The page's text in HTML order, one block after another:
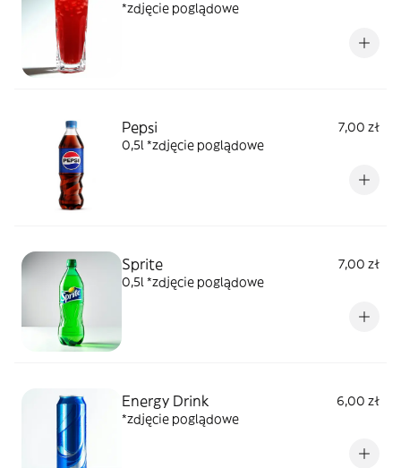
*zdjęcie poglądowe
Pepsi
7,00 zł
0,5l *zdjęcie poglądowe
Sprite
7,00 zł
0,5l *zdjęcie poglądowe
Energy Drink
6,00 zł
*zdjęcie poglądowe